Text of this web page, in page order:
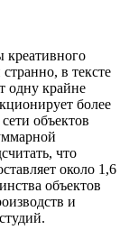
в тексте
одну крайне
более
объектов
что
около 1,6
объектов
и